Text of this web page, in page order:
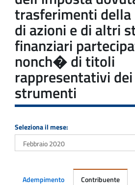
trasferimenti
di azioni e di altri
finanziari
nonch� di titoli
rappresentativi
strumenti
Seleziona il mese:
Adempimento Contribuente